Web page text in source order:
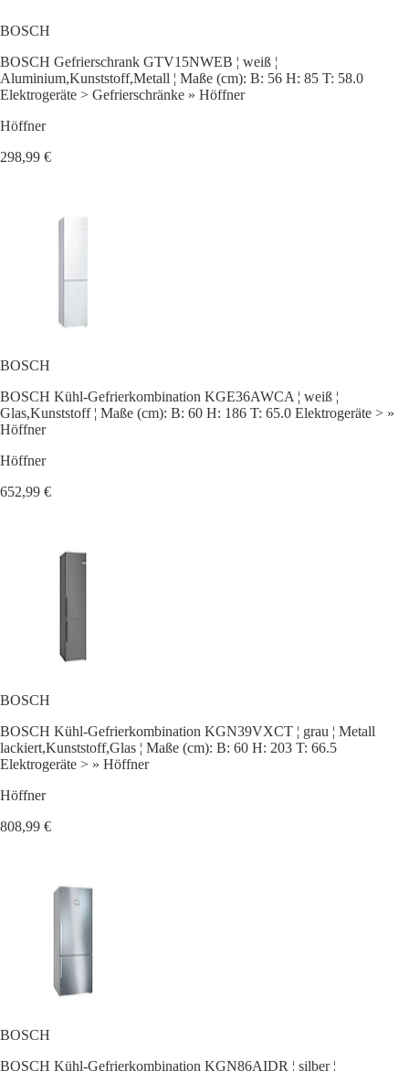
BOSCH
BOSCH Gefrierschrank GTV15NWEB ¦ weiß ¦
Aluminium,Kunststoff,Metall ¦ Maße (cm): B: 56 H: 85 T: 58.0
Elektrogeräte > Gefrierschränke » Höffner
Höffner
298,99 €
BOSCH
BOSCH Kühl-Gefrierkombination KGE36AWCA ¦ weiß ¦
Glas,Kunststoff ¦ Maße (cm): B: 60 H: 186 T: 65.0 Elektrogeräte > »
Höffner
Höffner
652,99 €
BOSCH
BOSCH Kühl-Gefrierkombination KGN39VXCT ¦ grau ¦ Metall
lackiert,Kunststoff,Glas ¦ Maße (cm): B: 60 H: 203 T: 66.5
Elektrogeräte > » Höffner
Höffner
808,99 €
BOSCH
BOSCH Kühl-Gefrierkombination KGN86AIDR ¦ silber ¦